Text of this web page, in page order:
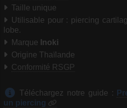
Taille unique
Utilisable pour : piercing
lobe.
Marque Inoki
Origine Thaïlande
Conformité RSGP
Téléchargez notre guide :
un piercing